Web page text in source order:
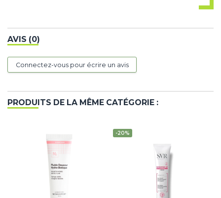
AVIS (0)
Connectez-vous pour écrire un avis
PRODUITS DE LA MÊME CATÉGORIE :
-20%